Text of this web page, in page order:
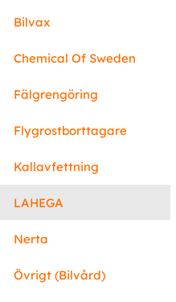
Bilvax
Chemical Of Sweden
Fälgrengöring
Flygrostborttagare
Kallavfettning
LAHEGA
Nerta
Övrigt (Bilvård)